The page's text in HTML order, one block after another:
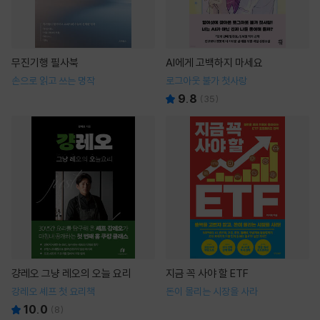
무진기행 필사북
손으로 읽고 쓰는 명작
AI에게 고백하지 마세요
로그아웃 불가 첫사랑
9.8 ( 35)
걍레오 그냥 레오의 오늘 요리
강레오 셰프 첫 요리책
10.0 (8)
지금 꼭 사야 할 ETF
돈이 몰리는 시장을 사라